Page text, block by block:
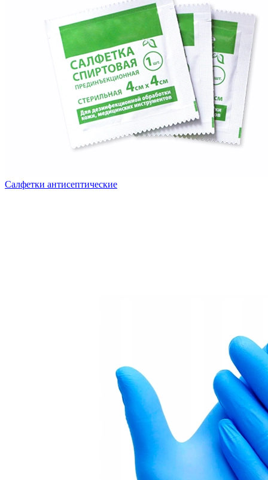
Салфетки антисептические